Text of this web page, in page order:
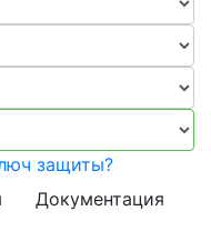
защиты?
Документация